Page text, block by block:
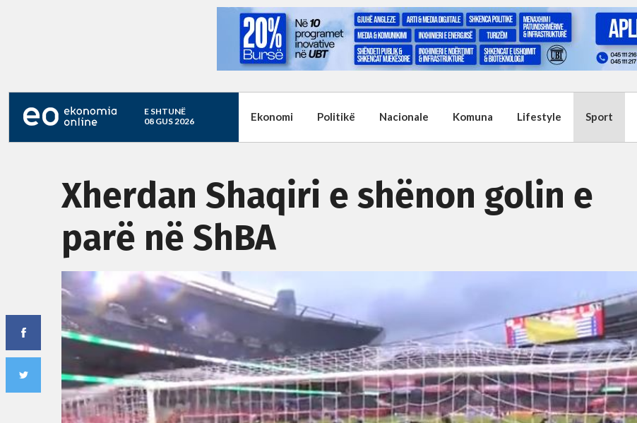
E SHTUNË
08 GUS 2026
Ekonomi Politikë Nacionale Komuna Lifestyle Sport
Xherdan Shaqiri e shënon golin e
parë në ShBA